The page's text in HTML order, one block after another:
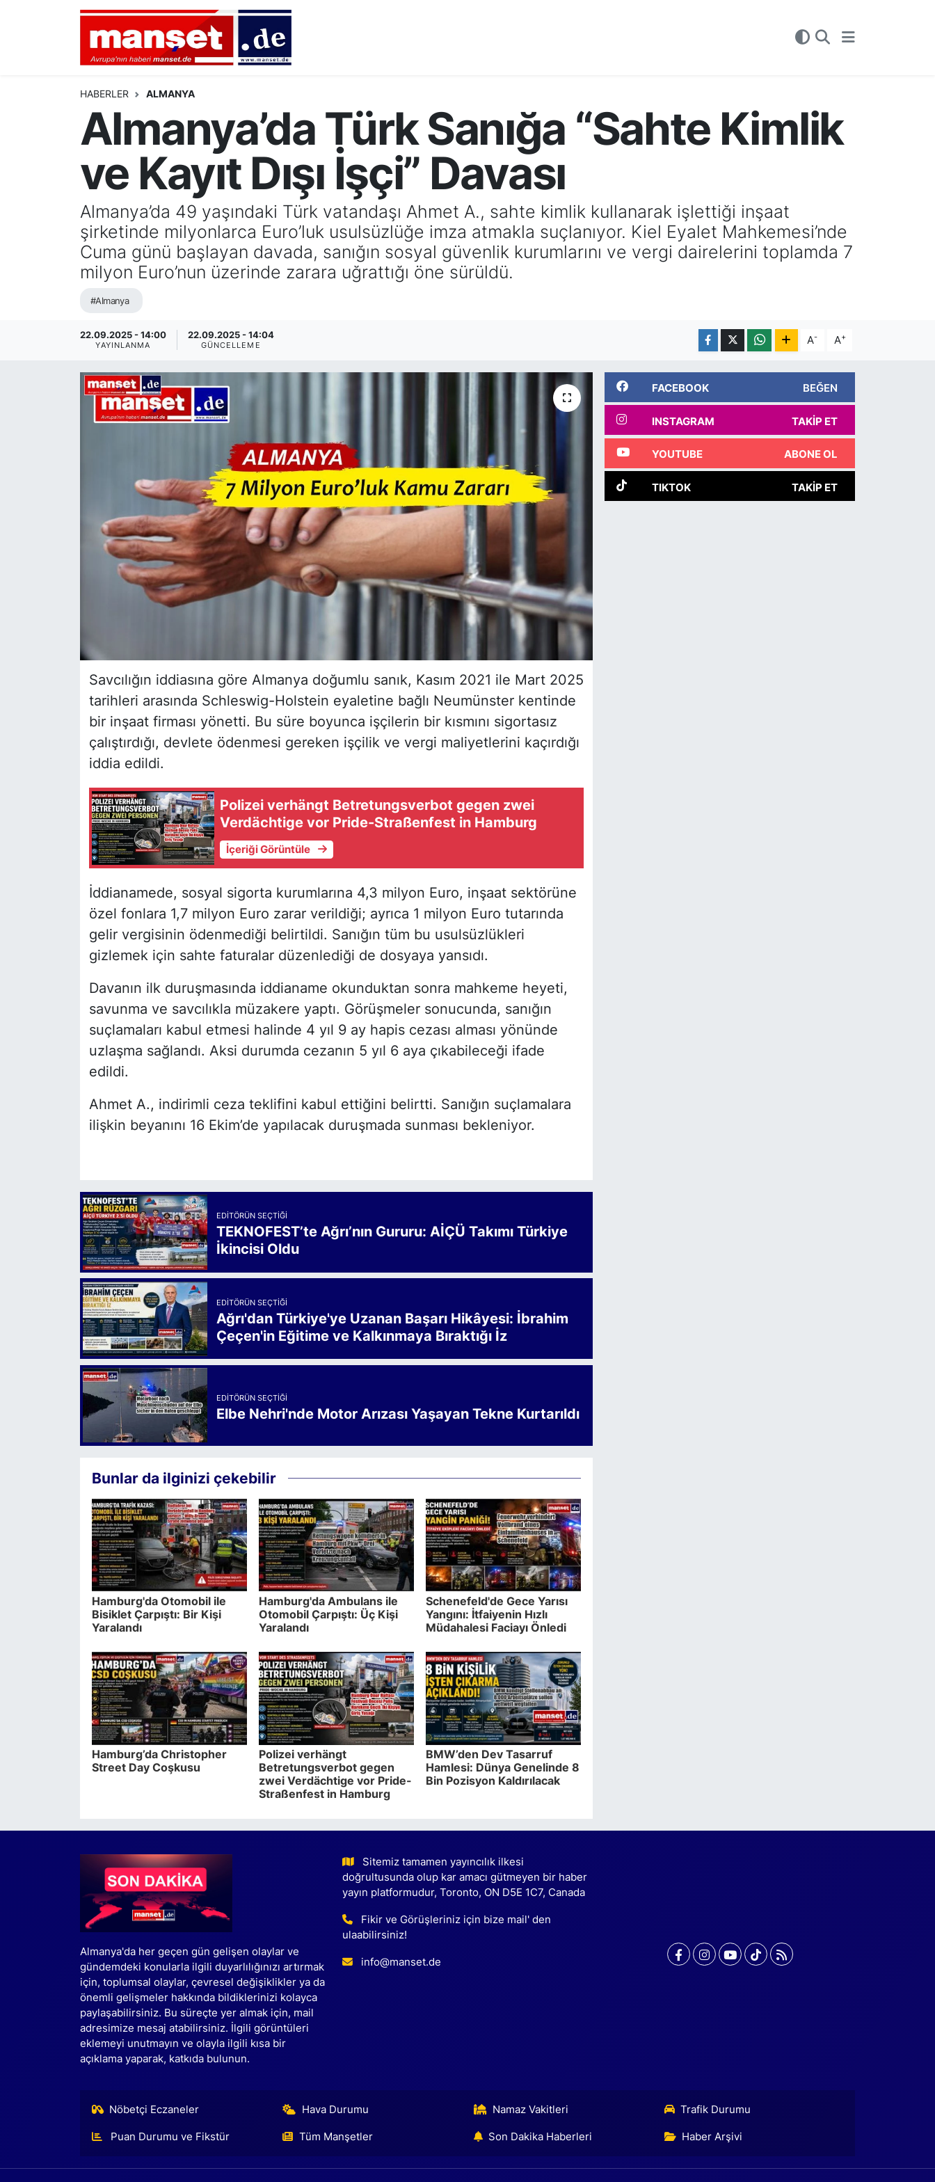
HABERLER ALMANYA
Almanya’da Türk Sanığa “Sahte Kimlik
ve Kayıt Dışı İşçi” Davası
Almanya’da 49 yaşındaki Türk vatandaşı Ahmet A., sahte kimlik kullanarak işlettiği inşaat
şirketinde milyonlarca Euro’luk usulsüzlüğe imza atmakla suçlanıyor. Kiel Eyalet Mahkemesi’nde
Cuma günü başlayan davada, sanığın sosyal güvenlik kurumlarını ve vergi dairelerini toplamda 7
milyon Euro’nun üzerinde zarara uğrattığı öne sürüldü.
#Almanya
22.09.2025 - 14:00
YAYINLANMA
22.09.2025 - 14:04
GÜNCELLEME A- A+
Savcılığın iddiasına göre Almanya doğumlu sanık, Kasım 2021 ile Mart 2025
tarihleri arasında Schleswig-Holstein eyaletine bağlı Neumünster kentinde
bir inşaat firması yönetti. Bu süre boyunca işçilerin bir kısmını sigortasız
çalıştırdığı, devlete ödenmesi gereken işçilik ve vergi maliyetlerini kaçırdığı
iddia edildi.
Polizei verhängt Betretungsverbot gegen zwei
Verdächtige vor Pride-Straßenfest in Hamburg
İçeriği Görüntüle
İddianamede, sosyal sigorta kurumlarına 4,3 milyon Euro, inşaat sektörüne
özel fonlara 1,7 milyon Euro zarar verildiği; ayrıca 1 milyon Euro tutarında
gelir vergisinin ödenmediği belirtildi. Sanığın tüm bu usulsüzlükleri
gizlemek için sahte faturalar düzenlediği de dosyaya yansıdı.
Davanın ilk duruşmasında iddianame okunduktan sonra mahkeme heyeti,
savunma ve savcılıkla müzakere yaptı. Görüşmeler sonucunda, sanığın
suçlamaları kabul etmesi halinde 4 yıl 9 ay hapis cezası alması yönünde
uzlaşma sağlandı. Aksi durumda cezanın 5 yıl 6 aya çıkabileceği ifade
edildi.
Ahmet A., indirimli ceza teklifini kabul ettiğini belirtti. Sanığın suçlamalara
ilişkin beyanını 16 Ekim’de yapılacak duruşmada sunması bekleniyor.
EDITÖRÜN SEÇTIĞI
TEKNOFEST’te Ağrı’nın Gururu: AİÇÜ Takımı Türkiye
İkincisi Oldu
EDITÖRÜN SEÇTIĞI
Ağrı'dan Türkiye'ye Uzanan Başarı Hikâyesi: İbrahim
Çeçen'in Eğitime ve Kalkınmaya Bıraktığı İz
EDITÖRÜN SEÇTIĞI
Elbe Nehri'nde Motor Arızası Yaşayan Tekne Kurtarıldı
Bunlar da ilginizi çekebilir
Hamburg'da Otomobil ile
Bisiklet Çarpıştı: Bir Kişi
Yaralandı
Hamburg'da Ambulans ile
Otomobil Çarpıştı: Üç Kişi
Yaralandı
Schenefeld'de Gece Yarısı
Yangını: İtfaiyenin Hızlı
Müdahalesi Faciayı Önledi
Hamburg’da Christopher
Street Day Coşkusu
Polizei verhängt
Betretungsverbot gegen
zwei Verdächtige vor Pride-
Straßenfest in Hamburg
BMW’den Dev Tasarruf
Hamlesi: Dünya Genelinde 8
Bin Pozisyon Kaldırılacak
FACEBOOK BEĞEN
INSTAGRAM TAKIP ET
YOUTUBE ABONE OL
TIKTOK TAKIP ET
Almanya'da her geçen gün gelişen olaylar ve
gündemdeki konularla ilgili duyarlılığınızı artırmak
için, toplumsal olaylar, çevresel değişiklikler ya da
önemli gelişmeler hakkında bildiklerinizi kolayca
paylaşabilirsiniz. Bu süreçte yer almak için, mail
adresimize mesaj atabilirsiniz. İlgili görüntüleri
eklemeyi unutmayın ve olayla ilgili kısa bir
açıklama yaparak, katkıda bulunun.
Sitemiz tamamen yayıncılık ilkesi
doğrultusunda olup kar amacı gütmeyen bir haber
yayın platformudur, Toronto, ON D5E 1C7, Canada
Fikir ve Görüşleriniz için bize mail' den
ulaabilirsiniz!
info@manset.de
Nöbetçi Eczaneler Hava Durumu Namaz Vakitleri Trafik Durumu
Puan Durumu ve Fikstür Tüm Manşetler Son Dakika Haberleri Haber Arşivi
AVRUPA
ALMANYA
DEUTSCH
EKONOMİ
SİYASET
SAĞLIK
Nöbetçi Eczaneler
Hava Durumu
Namaz Vakitleri
Tüm Manşetler
Son Dakika Haberleri
Haber Arşivi